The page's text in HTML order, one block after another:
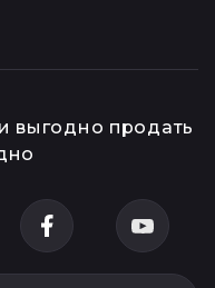
выгодно продать